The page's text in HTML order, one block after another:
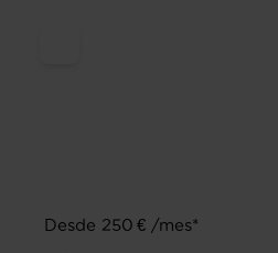
Desde 250 € /mes*